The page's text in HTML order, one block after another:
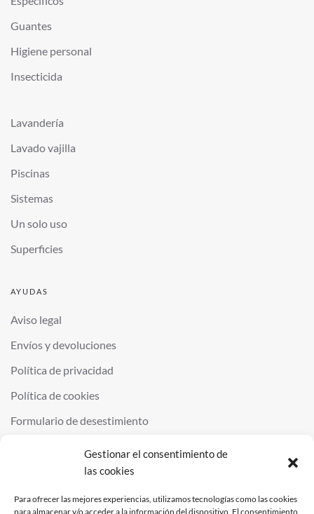
Gestionar el consentimiento de
las cookies
Para ofrecer las mejores experiencias, utilizamos tecnologías como las cookies
para almacenar y/o acceder a la información del dispositivo. El consentimiento
Guantes
Higiene personal
Insecticida
Lavandería
Lavado vajilla
Piscinas
Sistemas
Un solo uso
Superficies
AYUDAS
Aviso legal
Envíos y devoluciones
Política de privacidad
Política de cookies
Formulario de desestimiento
QUIMINOR SL. ALL RIGHTS RESERVED.